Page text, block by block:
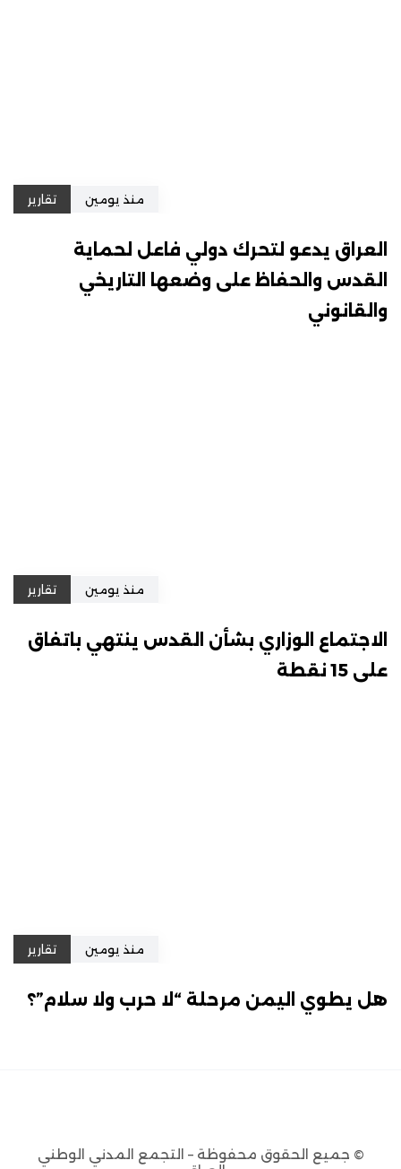
منذ يومين تقارير
العراق يدعو لتحرك دولي فاعل لحماية
القدس والحفاظ على وضعها التاريخي
والقانوني
منذ يومين تقارير
الاجتماع الوزاري بشأن القدس ينتهي باتفاق
على 15 نقطة
منذ يومين تقارير
هل يطوي اليمن مرحلة “لا حرب ولا سلام”؟
© جميع الحقوق محفوظة – التجمع المدني الوطني